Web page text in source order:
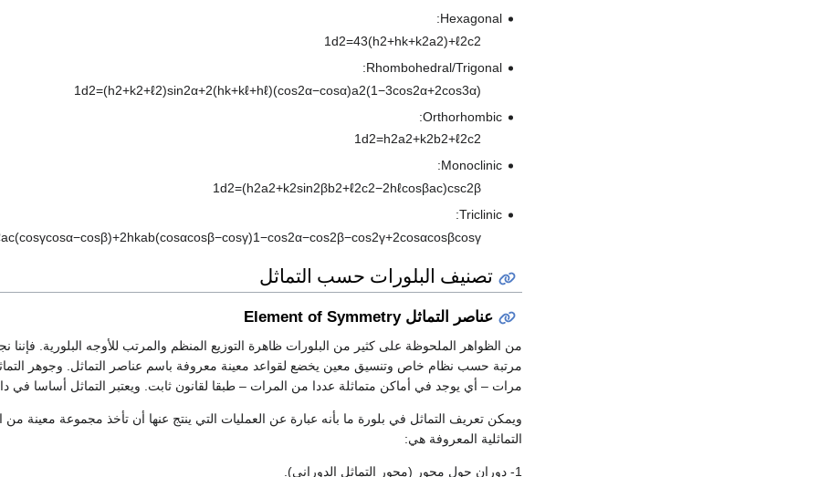
Hexagonal:
1d2=43(h2+hk+k2a2)+ℓ2c2
Rhombohedral/Trigonal:
1d2=(h2+k2+ℓ2)sin2α+2(hk+kℓ+hℓ)(cos2α−cosα)a2(1−3cos2α+2cos3α)
Orthorhombic:
1d2=h2a2+k2b2+ℓ2c2
Monoclinic:
1d2=(h2a2+k2sin2βb2+ℓ2c2−2hℓcosβac)csc2β
Triclinic:
ac(cosγcosα−cosβ)+2hkab(cosαcosβ−cosγ)1−cos2α−cos2β−cos2γ+2cosαcosβcosγ
تصنيف البلورات حسب التماثل
عناصر التماثل Element of Symmetry
من الظواهر الملحوظة على كثير من البلورات ظاهرة التوزيع المنظم والمرتب للأوجه البلورية. فإننا
مرتبة حسب نظام خاص وتنسيق معين يخضع لقواعد معينة معروفة باسم عناصر التماثل. وجوهر التماثل
مرات – أي يوجد في أماكن متماثلة عددا من المرات – طبقا لقانون ثابت. ويعتبر التماثل أساسا في
ويمكن تعريف التماثل في بلورة ما بأنه عبارة عن العمليات التي ينتج عنها أن تأخذ مجموعة معينة من
التماثلية المعروفة هي:
1- دوران حول محور (محور التماثل الدوراني).